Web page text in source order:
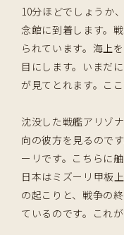
10分ほどでしょうか
念館に到着します。
られています。海上
目にします。いまだ
が見てとれます。こ
沈没した戦艦アリゾ
向の彼方を見るので
ーリです。こちらに
日本はミズーリ甲板
の起こりと、戦争の
ているのです。これ